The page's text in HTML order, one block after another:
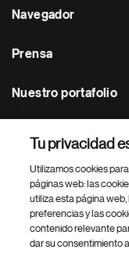
Navegador
Prensa
Nuestro portafolio
Footer Site Search
Tu privacidad
Utilizamos cookies
páginas web: las
utiliza esta página
preferencias y las
contenido relevante
dar su consentimiento